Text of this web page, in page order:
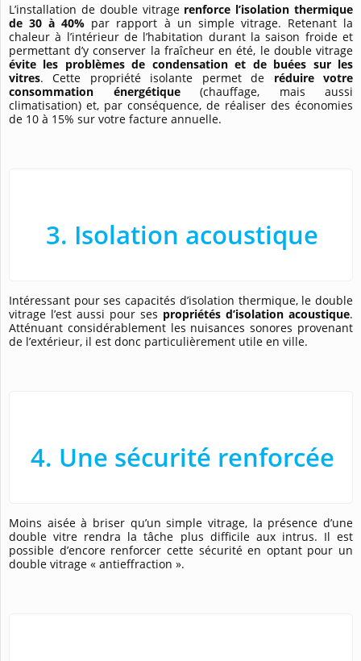
L’installation de double vitrage renforce l’isolation thermique
de 30 à 40% par rapport à un simple vitrage. Retenant la
chaleur à l’intérieur de l’habitation durant la saison froide et
permettant d’y conserver la fraîcheur en été, le double vitrage
évite les problèmes de condensation et de buées sur les
vitres. Cette propriété isolante permet de réduire votre
consommation énergétique(chauffage, mais aussi
climatisation) et, par conséquence, de réaliser des économies
de 10 à 15% sur votre facture annuelle.
3. Isolation acoustique
Intéressant pour ses capacités d’isolation thermique, le double
vitrage l’est aussi pour ses propriétés d’isolation acoustique.
Atténuant considérablement les nuisances sonores provenant
de l’extérieur, il est donc particulièrement utile en ville.
4. Une sécurité renforcée
Moins aisée à briser qu’un simple vitrage, la présence d’une
double vitre rendra la tâche plus difficile aux intrus. Il est
possible d’encore renforcer cette sécurité en optant pour un
double vitrage « antieffraction ».